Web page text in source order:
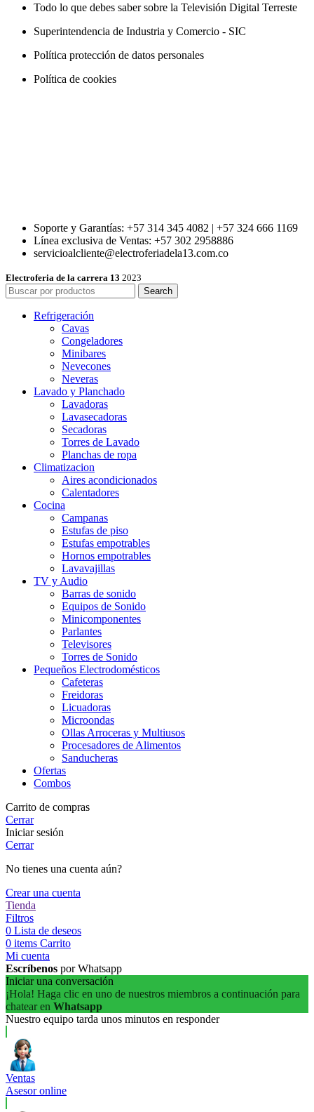
Todo lo que debes saber sobre la Televisión Digital Terreste
Superintendencia de Industria y Comercio - SIC
Política protección de datos personales
Política de cookies
Soporte y Garantías: +57 314 345 4082 | +57 324 666 1169
Línea exclusiva de Ventas: +57 302 2958886
servicioalcliente@electroferiadela13.com.co
Electroferia de la carrera 13 2023
Search
Refrigeración
Cavas
Congeladores
Minibares
Nevecones
Neveras
Lavado y Planchado
Lavadoras
Lavasecadoras
Secadoras
Torres de Lavado
Planchas de ropa
Climatizacion
Aires acondicionados
Calentadores
Cocina
Campanas
Estufas de piso
Estufas empotrables
Hornos empotrables
Lavavajillas
TV y Audio
Barras de sonido
Equipos de Sonido
Minicomponentes
Parlantes
Televisores
Torres de Sonido
Pequeños Electrodomésticos
Cafeteras
Freidoras
Licuadoras
Microondas
Ollas Arroceras y Multiusos
Procesadores de Alimentos
Sanducheras
Ofertas
Combos
Carrito de compras
Cerrar
Iniciar sesión
Cerrar
No tienes una cuenta aún?
Crear una cuenta
Tienda
Filtros
0 Lista de deseos
0 items Carrito
Mi cuenta
Escríbenos por Whatsapp
Iniciar una conversación
¡Hola! Haga clic en uno de nuestros miembros a continuación para
chatear en Whatsapp
Nuestro equipo tarda unos minutos en responder
Ventas
Asesor online